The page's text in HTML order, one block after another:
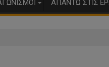
ΑΠΑΝΤΏ ΣΤΙΣ